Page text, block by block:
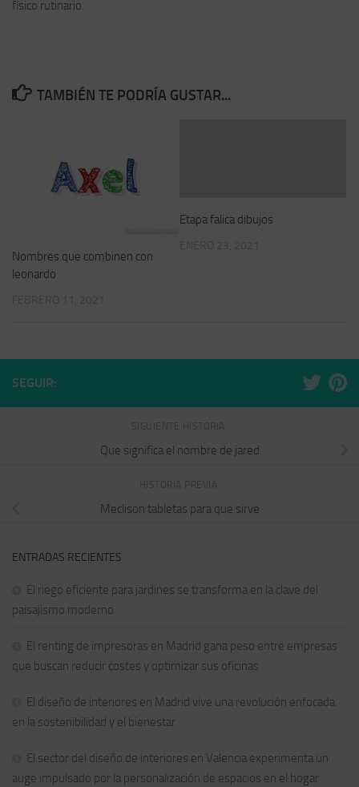
físico rutinario.
TAMBIÉN TE PODRÍA GUSTAR...
Nombres que combinen con
leonardo
Etapa falica dibujos
SEGUIR:
Que significa el nombre de jared
Meclison tabletas para que sirve
ENTRADAS RECIENTES
El riego eficiente para jardines se transforma en la clave del
paisajismo moderno
El renting de impresoras en Madrid gana peso entre empresas
que buscan reducir costes y optimizar sus oficinas
El diseño de interiores en Madrid vive una revolución enfocada
en la sostenibilidad y el bienestar
El sector del diseño de interiores en Valencia experimenta un
auge impulsado por la personalización de espacios en el hogar